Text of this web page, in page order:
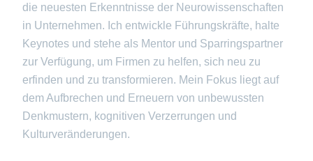
die neuesten Erkenntnisse der Neurowissenschaften
in Unternehmen. Ich entwickle Führungskräfte, halte
Keynotes und stehe als Mentor und Sparringspartner
zur Verfügung, um Firmen zu helfen, sich neu zu
erfinden und zu transformieren. Mein Fokus liegt auf
dem Aufbrechen und Erneuern von unbewussten
Denkmustern, kognitiven Verzerrungen und
Kulturveränderungen.